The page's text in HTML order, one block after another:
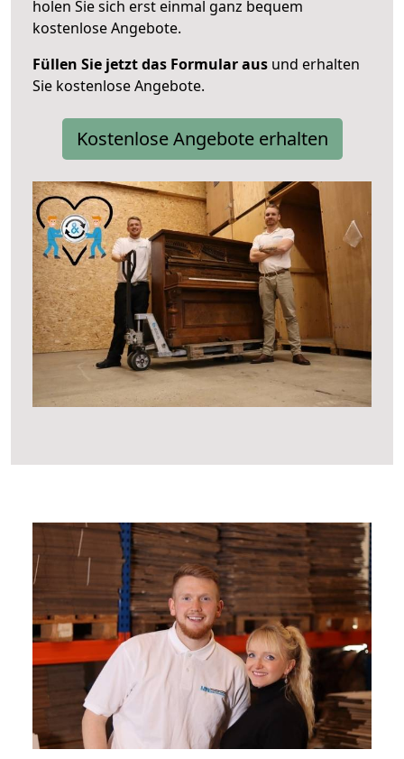
holen Sie sich erst einmal ganz bequem
kostenlose Angebote.
Füllen Sie jetzt das Formular aus und erhalten
Sie kostenlose Angebote.
Kostenlose Angebote erhalten